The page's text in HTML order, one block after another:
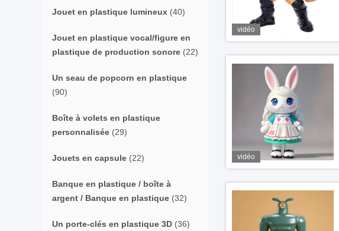
Jouet en plastique lumineux (40)
Jouet en plastique vocal/figure en
plastique de production sonore (22)
Un seau de popcorn en plastique
(90)
Boîte à volets en plastique
personnalisée (29)
Jouets en capsule (22)
Banque en plastique / boîte à
argent / Banque en plastique (32)
Un porte-clés en plastique 3D (36)
vidéo
vidéo